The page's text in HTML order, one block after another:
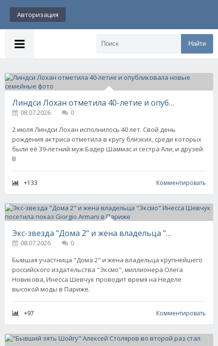
Авторизация
Найти
Линдси Лохан отметила 40-летие и опубликовала новые семейные фото
08.07.2026
0
2 июля Линдси Лохан исполнилось 40 лет. Свой день
рождения актриса отметила в кругу близких, среди которых
были её 39-летний муж Бадер Шаммас и сестра Али, и друзей.
В
+133 Комментировать
Экс-звезда "Дома 2" и жена владельца "Эксмо" Инесса Шевчук посетила показ Giorgio Armani в Париже
08.07.2026
0
Бывшая участница "Дома 2" и жена владельца крупнейшего
российского издательства "Эксмо", миллионера Олега
Новикова, Инесса Шевчук проводит время на Неделе
высокой моды в Париже.
+97 Комментировать